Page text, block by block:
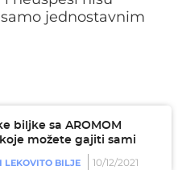
jednostavnim
biljke sa AROMOM
koje možete gajiti sami
LEKOVITO BILJE 10/12/2021